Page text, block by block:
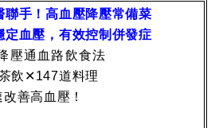
聯手！高血壓降壓常備菜
定血壓，有效控制併發症
壓通血路飲食法
飲 ✕147道料理
善高血壓！